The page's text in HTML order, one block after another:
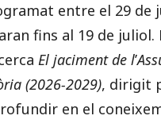
entre el 29
fins al 19 de
El jaciment de l’
(2026-2029), dirigit
en el